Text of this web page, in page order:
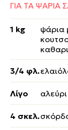
ΓΙΑ ΤΑ ΨΑΡΙΑ
1 kg
ψάρια
3/4 φλ.
Λίγο
4 σκελ.